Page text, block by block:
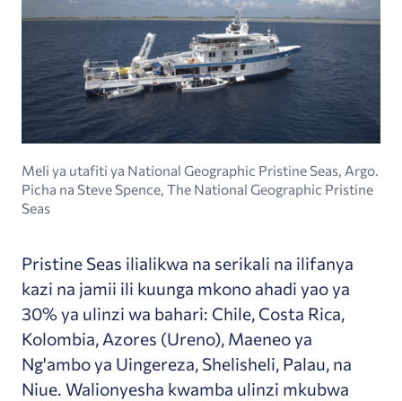
Meli ya utafiti ya National Geographic Pristine Seas, Argo.
Picha na Steve Spence, The National Geographic Pristine
Seas
Pristine Seas ilialikwa na serikali na ilifanya
kazi na jamii ili kuunga mkono ahadi yao ya
30% ya ulinzi wa bahari: Chile, Costa Rica,
Kolombia, Azores (Ureno), Maeneo ya
Ng'ambo ya Uingereza, Shelisheli, Palau, na
Niue. Walionyesha kwamba ulinzi mkubwa